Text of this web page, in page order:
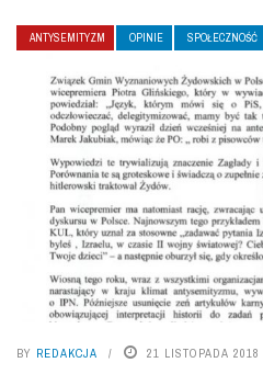
ANTYSEMITYZM OPINIE SPOŁECZNOŚĆ
BY REDAKCJA 21 LISTOPADA 2018